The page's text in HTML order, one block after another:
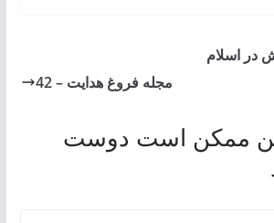
در اسلام
مجله فروغ هدایت – 42
ممکن است دوست